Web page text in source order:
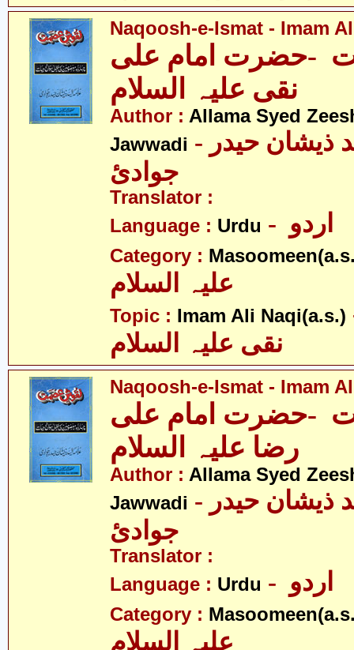
Naqoosh-e-Ismat - Imam
-حضرت امام علی
نقی علیہ السلام
Author : Allama Syed
Jawwadi - علامہ سیّد ذیشان حیدر
جوادئ
Translator :
Language : Urdu
Category :
Topic : Imam Ali Naqi(a.s.)
نقی علیہ السلام
Naqoosh-e-Ismat - Imam
-حضرت امام علی
رضا علیہ السلام
Author : Allama Syed
Jawwadi - علامہ سیّد ذیشان حیدر
جوادئ
Translator :
Language : Urdu
Category :